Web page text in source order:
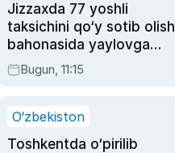
Jizzaxda 77 yoshli
taksichini qo‘y sotib olish
bahonasida yaylovga
olib borib o‘ldirgan yigit
20 yilga qamaldi
Bugun, 11:15
O‘zbekiston
Toshkentda o‘pirilib